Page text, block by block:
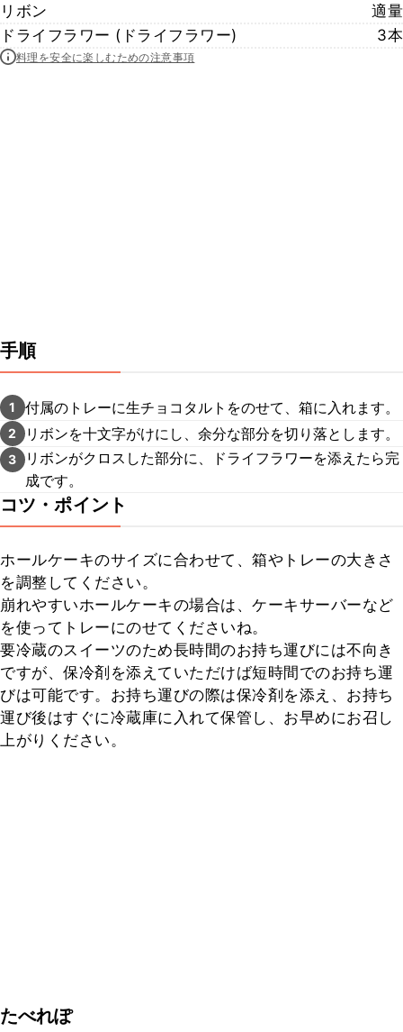
リボン
適量
ドライフラワー (ドライフラワー)
3本
料理を安全に楽しむための注意事項
手順
1 付属のトレーに生チョコタルトをのせて、箱に入れます。
2 リボンを十文字がけにし、余分な部分を切り落とします。
3
リボンがクロスした部分に、ドライフラワーを添えたら完
成です。
コツ・ポイント
ホールケーキのサイズに合わせて、箱やトレーの大きさ
を調整してください。
崩れやすいホールケーキの場合は、ケーキサーバーなど
を使ってトレーにのせてくださいね。
要冷蔵のスイーツのため長時間のお持ち運びには不向き
ですが、保冷剤を添えていただけば短時間でのお持ち運
びは可能です。お持ち運びの際は保冷剤を添え、お持ち
運び後はすぐに冷蔵庫に入れて保管し、お早めにお召し
上がりください。
たべれぽ